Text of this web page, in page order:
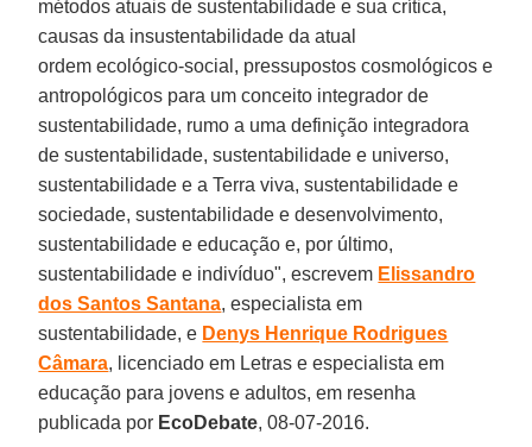
métodos atuais de sustentabilidade e sua crítica,
causas da insustentabilidade da atual
ordem ecológico-social, pressupostos cosmológicos e
antropológicos para um conceito integrador de
sustentabilidade, rumo a uma definição integradora
de sustentabilidade, sustentabilidade e universo,
sustentabilidade e a Terra viva, sustentabilidade e
sociedade, sustentabilidade e desenvolvimento,
sustentabilidade e educação e, por último,
sustentabilidade e indivíduo", escrevem Elissandro
dos Santos Santana, especialista em
sustentabilidade, e Denys Henrique Rodrigues
Câmara, licenciado em Letras e especialista em
educação para jovens e adultos, em resenha
publicada por EcoDebate, 08-07-2016.